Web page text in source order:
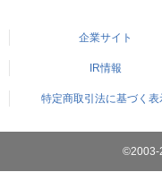
企業サイト
IR情報
特定商取引法に基づく表
©2003-